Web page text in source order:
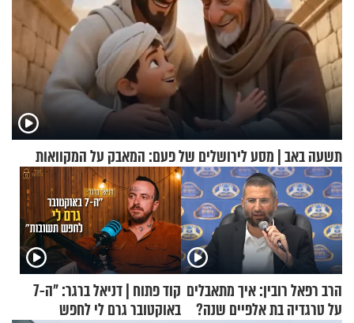
תשעה באב | מסע לירושלים של פעם: המאבק על המקוואות
הרב רפאל רובין: איך מתאבלים
על טרגדיה בת אלפיים שנה?
קוד פתוח | דניאל ברגר: "ה-7
באוקטובר גרם לי לחפש